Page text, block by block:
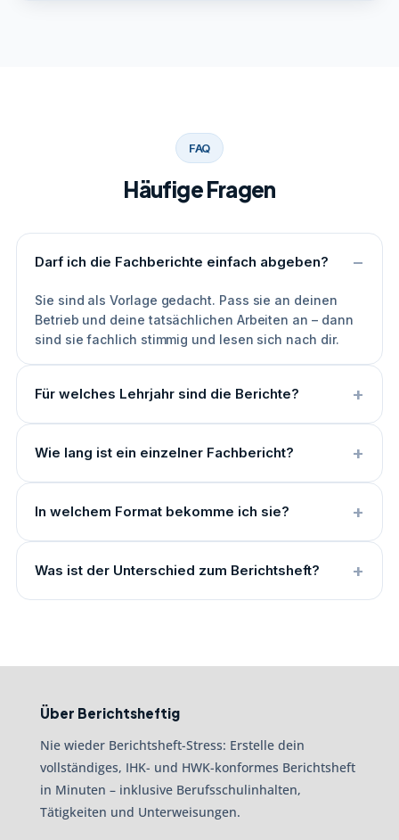
FAQ
Häufige Fragen
Darf ich die Fachberichte einfach abgeben?
Sie sind als Vorlage gedacht. Pass sie an deinen
Betrieb und deine tatsächlichen Arbeiten an – dann
sind sie fachlich stimmig und lesen sich nach dir.
Für welches Lehrjahr sind die Berichte?
Wie lang ist ein einzelner Fachbericht?
In welchem Format bekomme ich sie?
Was ist der Unterschied zum Berichtsheft?
Über Berichtsheftig
Nie wieder Berichtsheft-Stress: Erstelle dein
vollständiges, IHK- und HWK-konformes Berichtsheft
in Minuten – inklusive Berufsschulinhalten,
Tätigkeiten und Unterweisungen.